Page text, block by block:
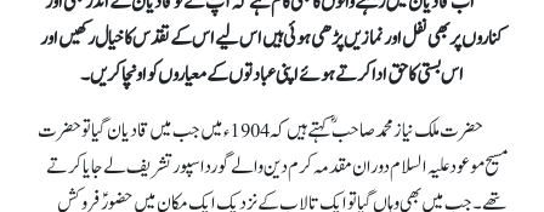
کناروں پر بھی نفل اور نمازیں پڑھی ہوئی ہیں اس لیے اس کے تقدس کا خیال رکھیں اور
اس بستی کا حق ادا کرتے ہوئے اپنی عبادتوں کے معیاروں کو اونچا کریں۔
حضرت ملک نیاز محمد صاحب ؓکہتے ہیں کہ 1904ء میں جب میں قادیان گیا تو حضرت
مسیح موعود علیہ السلام دوران مقدمہ کرم دین والے گورداسپور تشریف لے جایا کرتے
تھے۔ جب میں بھی وہاں گیا تو ایک تالاب کے نزدیک ایک مکان میں حضورؑ فروکش